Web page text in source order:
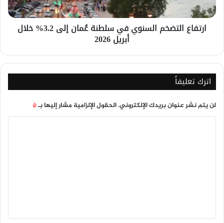
3.2%
خلال
أبريل
ارتفاع التضخم السنوي في سلطنة عُمان إلى 3.2% خلال
أبريل 2026
اترك تعليقاً
لن يتم نشر عنوان بريدك الإلكتروني.الحقول الإلزامية مشار إليها بـ*